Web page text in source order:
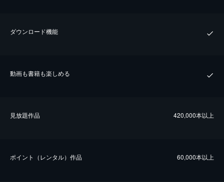
ダウンロード機能
動画も書籍も楽しめる
⾒放題作品 420,000本以上
ポイント（レンタル）作品 60,000本以上